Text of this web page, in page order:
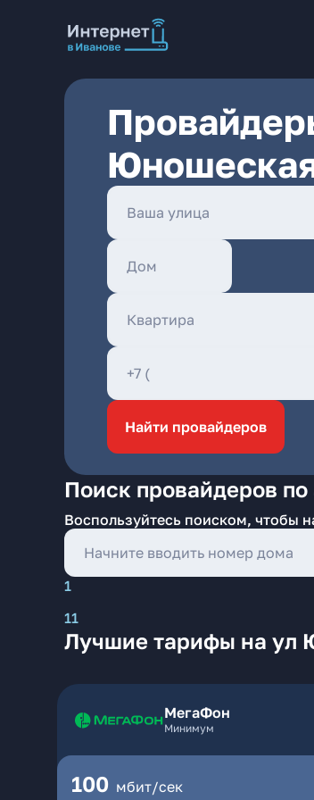
Найти провайдеров
Поиск провайдеров
Воспользуйтесь поиском, чтобы
1
11
Лучшие тарифы на ул
МегаФон
Минимум
100 мбит/сек